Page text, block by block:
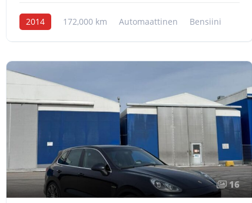
2014 172,000 km Automaattinen Bensiini
16